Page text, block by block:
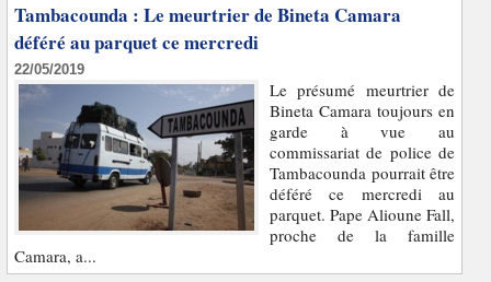
Tambacounda : Le meurtrier de Bineta Camara
déféré au parquet ce mercredi
22/05/2019
Le présumé meurtrier de
Bineta Camara toujours en
garde à vue au
commissariat de police de
Tambacounda pourrait être
déféré ce mercredi au
parquet. Pape Alioune Fall,
proche de la famille
Camara, a...